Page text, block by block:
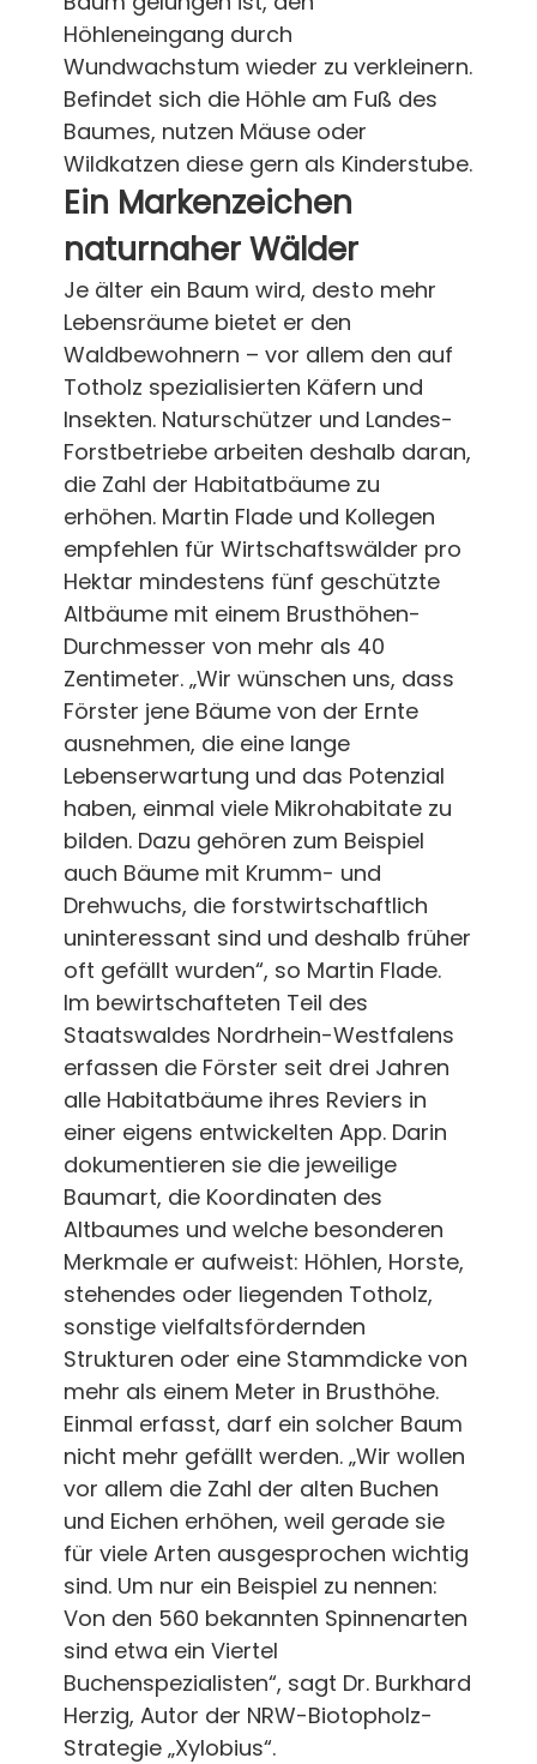
Höhleneingang durch
Wundwachstum wieder zu verkleinern.
Befindet sich die Höhle am Fuß des
Baumes, nutzen Mäuse oder
Wildkatzen diese gern als Kinderstube.
Ein Markenzeichen
naturnaher Wälder
Je älter ein Baum wird, desto mehr
Lebensräume bietet er den
Waldbewohnern – vor allem den auf
Totholz spezialisierten Käfern und
Insekten. Naturschützer und Landes-
Forstbetriebe arbeiten deshalb daran,
die Zahl der Habitatbäume zu
erhöhen. Martin Flade und Kollegen
empfehlen für Wirtschaftswälder pro
Hektar mindestens fünf geschützte
Altbäume mit einem Brusthöhen-
Durchmesser von mehr als 40
Zentimeter. „Wir wünschen uns, dass
Förster jene Bäume von der Ernte
ausnehmen, die eine lange
Lebenserwartung und das Potenzial
haben, einmal viele Mikrohabitate zu
bilden. Dazu gehören zum Beispiel
auch Bäume mit Krumm- und
Drehwuchs, die forstwirtschaftlich
uninteressant sind und deshalb früher
oft gefällt wurden“, so Martin Flade.
Im bewirtschafteten Teil des
Staatswaldes Nordrhein-Westfalens
erfassen die Förster seit drei Jahren
alle Habitatbäume ihres Reviers in
einer eigens entwickelten App. Darin
dokumentieren sie die jeweilige
Baumart, die Koordinaten des
Altbaumes und welche besonderen
Merkmale er aufweist: Höhlen, Horste,
stehendes oder liegenden Totholz,
sonstige vielfaltsfördernden
Strukturen oder eine Stammdicke von
mehr als einem Meter in Brusthöhe.
Einmal erfasst, darf ein solcher Baum
nicht mehr gefällt werden. „Wir wollen
vor allem die Zahl der alten Buchen
und Eichen erhöhen, weil gerade sie
für viele Arten ausgesprochen wichtig
sind. Um nur ein Beispiel zu nennen:
Von den 560 bekannten Spinnenarten
sind etwa ein Viertel
Buchenspezialisten“, sagt Dr. Burkhard
Herzig, Autor der NRW-Biotopholz-
Strategie „Xylobius“.